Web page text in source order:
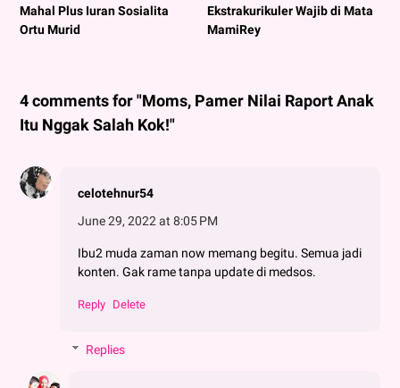
Mahal Plus Iuran Sosialita
Ortu Murid
Ekstrakurikuler Wajib di Mata
MamiRey
4 comments for "Moms, Pamer Nilai Raport Anak
Itu Nggak Salah Kok!"
celotehnur54
June 29, 2022 at 8:05 PM
Ibu2 muda zaman now memang begitu. Semua jadi
konten. Gak rame tanpa update di medsos.
Reply Delete
Replies